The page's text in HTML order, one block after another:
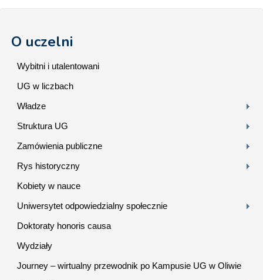
O uczelni
Wybitni i utalentowani
UG w liczbach
Władze
Struktura UG
Zamówienia publiczne
Rys historyczny
Kobiety w nauce
Uniwersytet odpowiedzialny społecznie
Doktoraty honoris causa
Wydziały
Journey – wirtualny przewodnik po Kampusie UG w Oliwie